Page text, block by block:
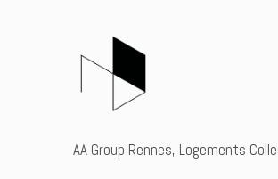
AA Group Rennes, Logements